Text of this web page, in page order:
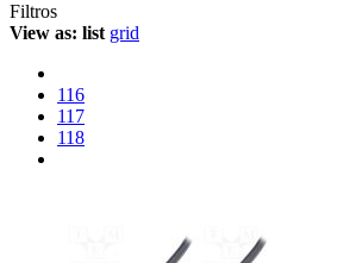
Filtros
View as: list grid
116
117
118